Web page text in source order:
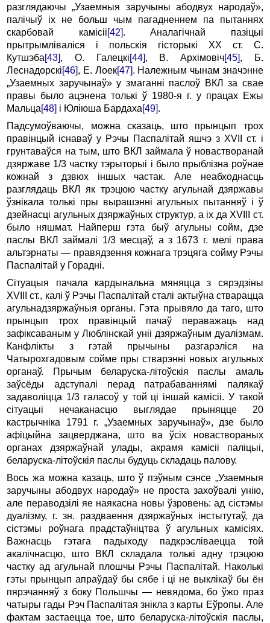
разглядаючы „Узаемныя заручыны абодвух народаў»,
палічыў іх не больш чым пагадненнем па пытаннях
скарбовай камісіі[42]. Аналагічнай пазіцыі
прытрымліваліся і польскія гісторыкі ХХ ст. С.
Кутшэба[43], О. Галецкі[44], В. Архімовіч[45], Б.
Леснадорскі[46], Е. Лоек[47]. Належным чынам значэнне
„Узаемных заручынаў» у змаганні паслоў ВКЛ за свае
правы было ацэнена толькі ў 1980-я г. у працах Ежы
Мальца[48] і Юліюша Бардаха[49].
Падсумоўваючы, можна сказаць, што прынцып трох
правінцый існаваў у Рэчы Паспалітай яшчэ з XVII ст. і
грунтаваўся на тым, што ВКЛ займала ў новастворанай
дзяржаве 1/3 частку тэрыторыі і было прыблізна роўнае
кожнай з дзвюх іншых частак. Але неабходнасць
разглядаць ВКЛ як трэцюю частку агульнай дзяржавы
ўзнікала толькі пры вырашэнні агульных пытанняў і ў
дзейнасці агульных дзяржаўных структур, а іх да XVIII ст.
было няшмат. Найперш гэта быў агульны сойм, дзе
паслы ВКЛ займалі 1/3 месцаў, а з 1673 г. мелі права
альтэрнаты — правядзення кожнага трэцяга сойму Рэчы
Паспалітай у Горадні.
Сітуацыя пачала кардынальна мяняцца з сярэдзіны
XVIII ст., калі ў Рэчы Паспалітай сталі актыўна стварацца
агульнадзяржаўныя органы. Гэта прывяло да таго, што
прынцып трох правінцый пачаў пераважаць над
зафіксаваным у Люблінскай уніі дзяржаўным дуалізмам.
Канфлікты з гэтай прычыны разгарэліся на
Чатырохгадовым сойме пры стварэнні новых агульных
органаў. Прычым беларуска-літоўскія паслы амаль
заўсёды адступалі перад патрабаваннямі палякаў
задаволіцца 1/3 галасоў у той ці іншай камісіі. У такой
сітуацыі нечаканасцю выглядае прыняцце 20
кастрычніка 1791 г. „Узаемных заручынаў», дзе было
афіцыйна зацверджана, што ва ўсіх новаствораных
органах дзяржаўнай улады, акрамя камісіі паліцыі,
беларуска-літоўскія паслы будуць складаць палову.
Вось жа можна казаць, што ў пэўным сэнсе „Узаемныя
заручыны абодвух народаў» не проста захоўвалі унію,
але пераводзілі яе наякасна новы ўзровень: ад сістэмы
дуалізму, г. зн. раздваення дзяржаўных інстытутаў, да
сістэмы роўнага прадстаўніцтва ў агульных камісіях.
Важнасць гэтага падыходу падкрэсліваецца той
акалічнасцю, што ВКЛ складала толькі адну трэцюю
частку ад агульнай плошчы Рэчы Паспалітай. Наколькі
гэты прынцып апраўдаў бы сябе і ці не выклікаў бы ён
пярэчанняў з боку Польшчы — невядома, бо ўжо праз
чатыры гады Рэч Паспалітая знікла з карты Еўропы. Але
фактам застаецца тое, што беларуска-літоўскія паслы,